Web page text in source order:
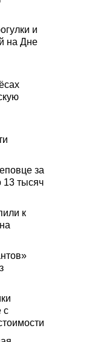
и
на Дне
за
13 тысяч
к
с